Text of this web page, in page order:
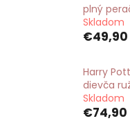
plný
Skladom
€49,90
Harry
dievča
Skladom
€74,90